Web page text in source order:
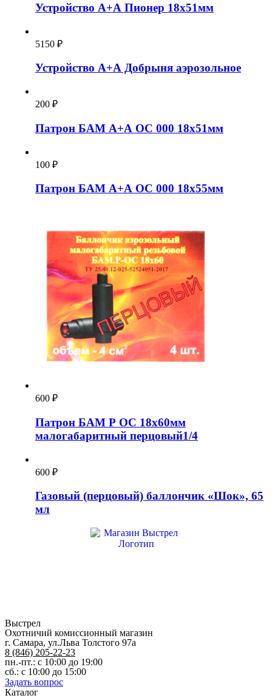
Устройство А+А Пионер 18х51мм
5150 ₽
Устройство А+А Добрыня аэрозольное
200 ₽
Патрон БАМ А+А ОС 000 18х51мм
100 ₽
Патрон БАМ А+А ОС 000 18х55мм
600 ₽
Патрон БАМ Р ОС 18х60мм
малогабаритный перцовый1/4
600 ₽
Газовый (перцовый) баллончик «Шок», 65
мл
Выстрел
Охотничий комиссионный магазин
г. Самара, ул.Льва Толстого 97а
8 (846) 205-22-23
пн.-пт.: с 10:00 до 19:00
сб.: с 10:00 до 15:00
Задать вопрос
Каталог